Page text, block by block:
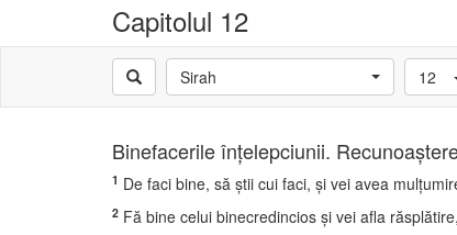
Capitolul 12
Sirah 12
Binefacerile înţelepciunii.
1 De faci bine, să ştii cui faci, şi vei avea
2 Fă bine celui binecredincios şi vei afla